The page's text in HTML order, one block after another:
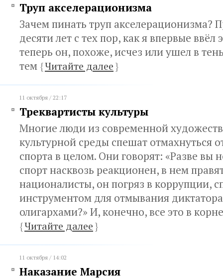
Труп акселерационизма
Зачем пинать труп акселерационизма?
десяти лет с тех пор, как я впервые ввёл
теперь он, похоже, исчез или ушел в
тем {Читайте далее}
11 октября / 22:17
Треквартисты культуры
Многие люди из современной
культурной среды спешат отмахнуться
спорта в целом. Они говорят: «Разве вы
спорт насквозь реакционен, в нем
националисты, он погряз в коррупции,
инструментом для отмывания
олигархами?» И, конечно, все это в
{Читайте далее}
11 октября / 14:02
Наказание Марсия